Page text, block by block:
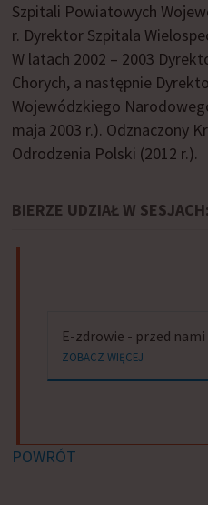
Szpitali Powiatowych
r. Dyrektor Szpitala
W latach 2002 – 2003
Chorych, a następnie
Wojewódzkiego
maja 2003 r.). Odznaczony
Odrodzenia Polski (2012 r.).
BIERZE UDZIAŁ W SESJACH:
E-zdrowie - przed nami
ZOBACZ WIĘCEJ
POWRÓT